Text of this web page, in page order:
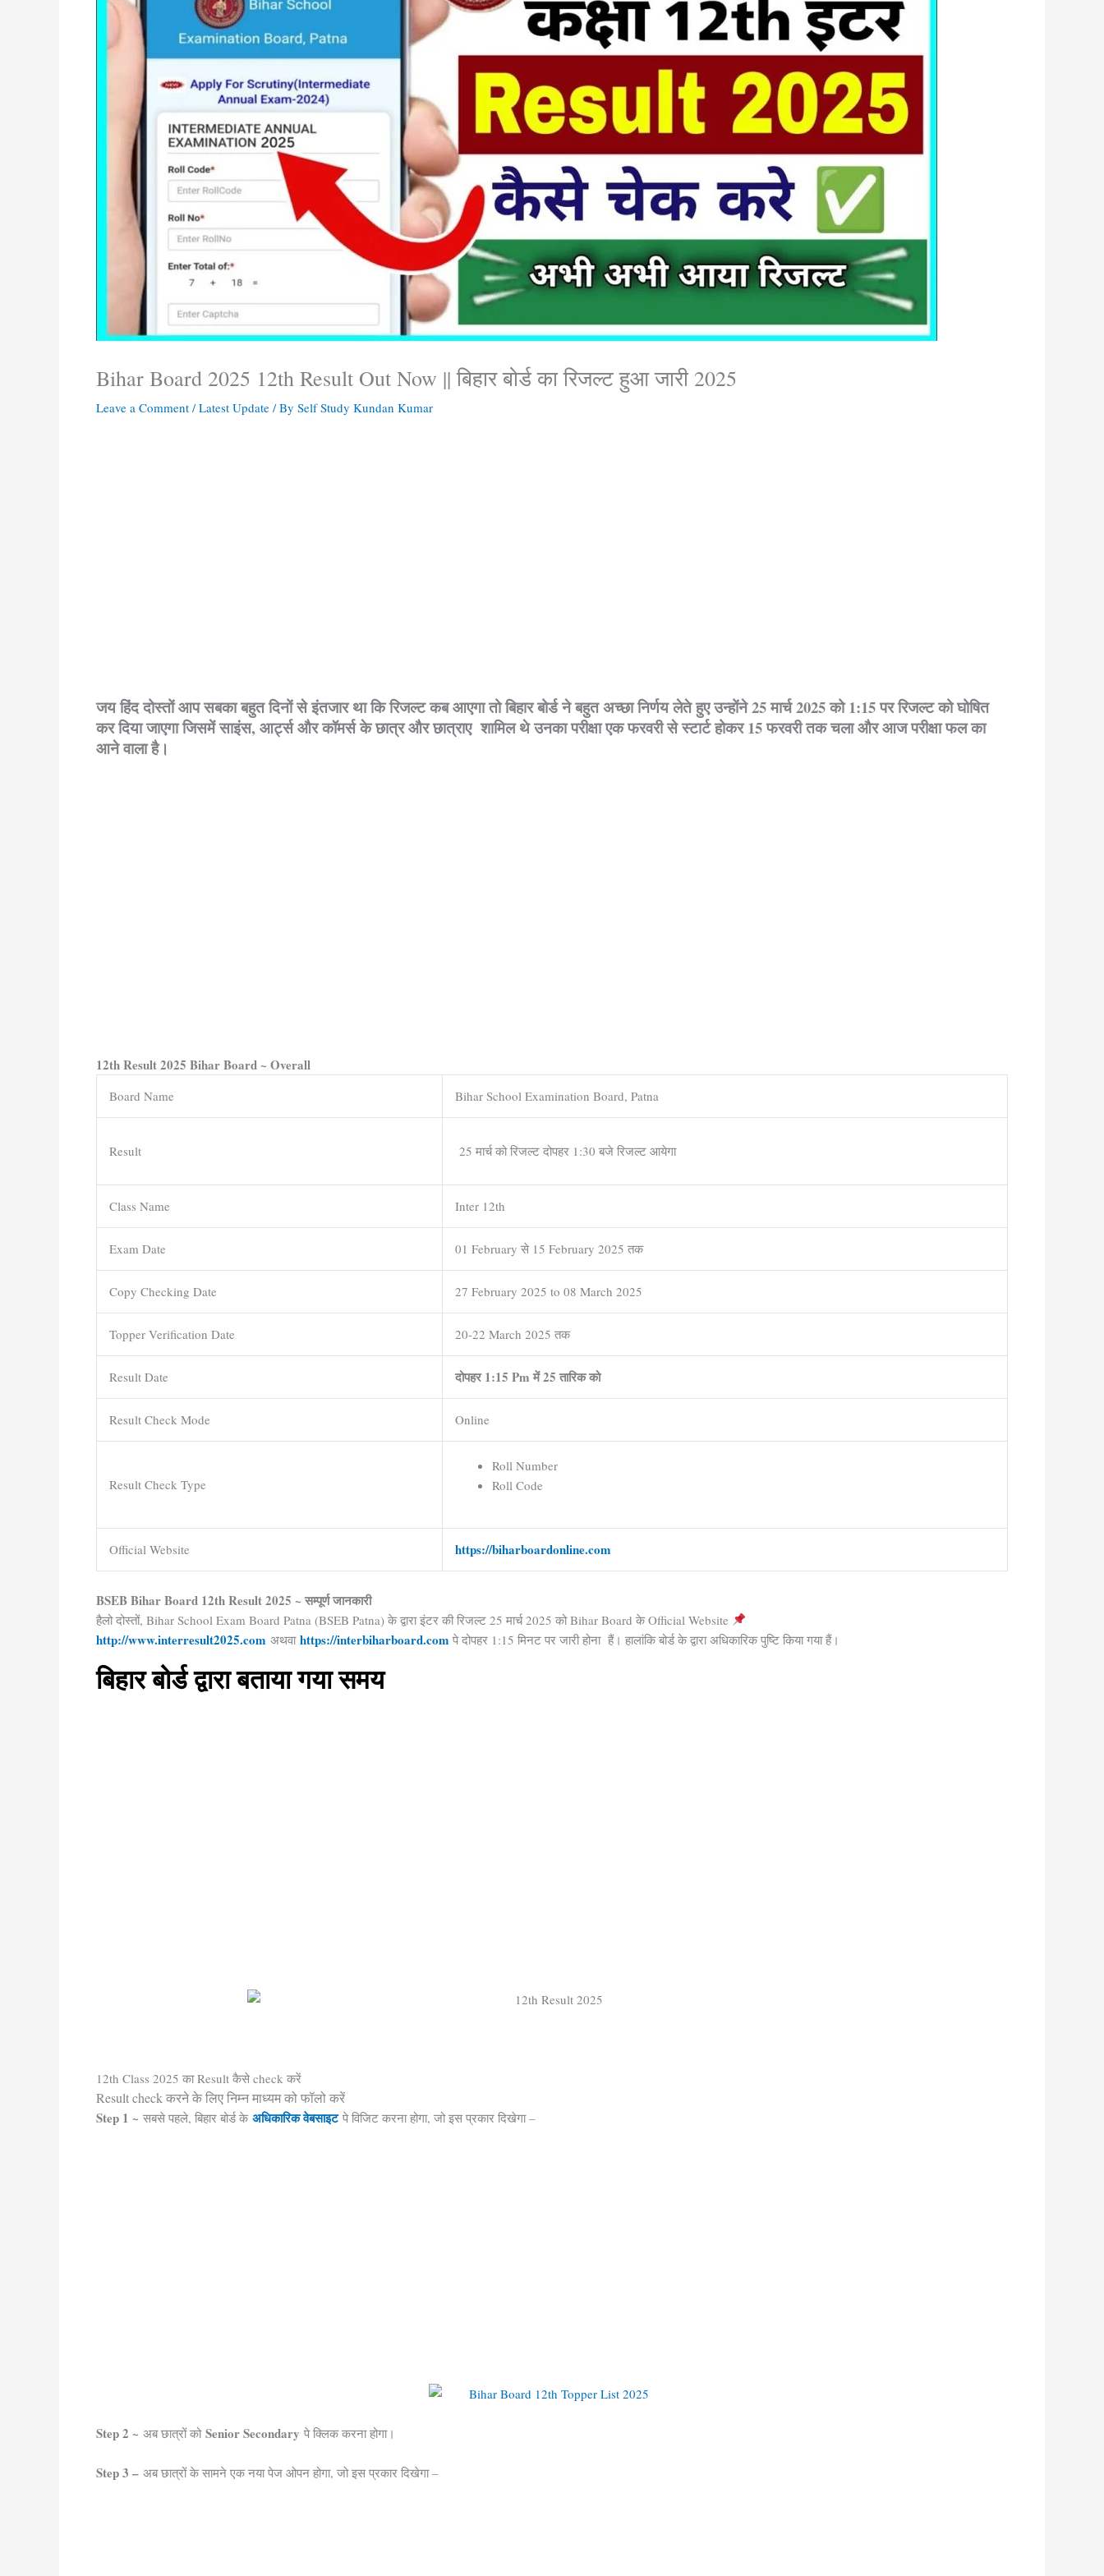
Bihar Board 2025 12th Result Out Now || बिहार बोर्ड का रिजल्ट हुआ जारी 2025
Leave a Comment /Latest Update / By Self Study Kundan Kumar
जय हिंद दोस्तों आप सबका बहुत दिनों से इंतजार था कि रिजल्ट कब आएगा तो बिहार बोर्ड ने बहुत अच्छा निर्णय लेते हुए उन्होंने 25 मार्च 2025 को 1:15 पर रिजल्ट को घोषित
कर दिया जाएगा जिसमें साइंस, आर्ट्स और कॉमर्स के छात्र और छात्राए शामिल थे उनका परीक्षा एक फरवरी से स्टार्ट होकर 15 फरवरी तक चला और आज परीक्षा फल का
आने वाला है।
12th Result 2025 Bihar Board ~ Overall
Board Name Bihar School Examination Board, Patna
Result 25 मार्च को रिजल्ट दोपहर 1:30 बजे रिजल्ट आयेगा
Class Name Inter 12th
Exam Date 01 February से 15 February 2025 तक
Copy Checking Date 27 February 2025 to 08 March 2025
Topper Verification Date 20-22 March 2025 तक
Result Date दोपहर 1:15 Pm में 25 तारिक को
Result Check Mode Online
Result Check Type
Roll Number
Roll Code
Official Website https://biharboardonline.com
BSEB Bihar Board 12th Result 2025 ~ सम्पूर्ण जानकारी
हैलो दोस्तों, Bihar School Exam Board Patna (BSEB Patna) के द्वारा इंटर की रिजल्ट 25 मार्च 2025 को Bihar Board के Official Website
http://www.interresult2025.com अथवा https://interbiharboard.com पे दोपहर 1:15 मिनट पर जारी होना हैं। हालांकि बोर्ड के द्वारा अधिकारिक पुष्टि किया गया हैं।
बिहार बोर्ड द्वारा बताया गया समय
12th Class 2025 का Result कैसे check करें
Result check करने के लिए निम्न माध्यम को फॉलो करें
Step 1 ~ सबसे पहले, बिहार बोर्ड के अधिकारिक वेबसाइटपे विजिट करना होगा, जो इस प्रकार दिखेगा –
Step 2 ~ अब छात्रों को Senior Secondary पे क्लिक करना होगा।
Step 3 – अब छात्रों के सामने एक नया पेज ओपन होगा, जो इस प्रकार दिखेगा –